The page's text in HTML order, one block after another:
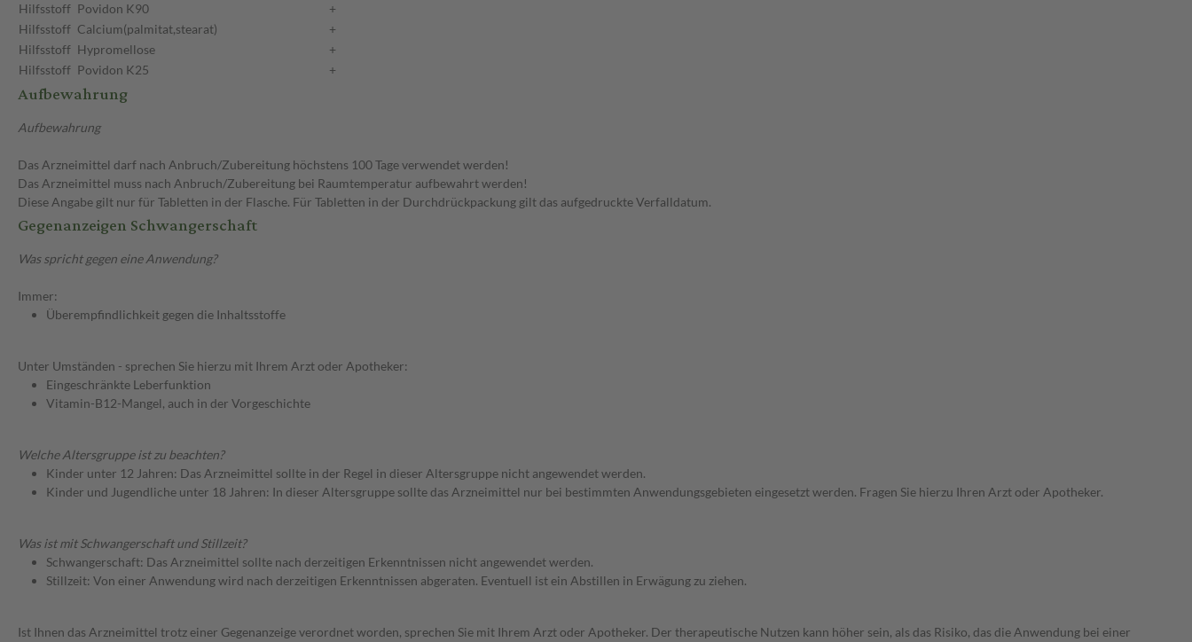
Hilfsstoff Povidon K90
+
Hilfsstoff Calcium(palmitat,stearat)
+
Hilfsstoff Hypromellose
+
Hilfsstoff Povidon K25 +
Aufbewahrung
Aufbewahrung
Das Arzneimittel darf nach Anbruch/Zubereitung höchstens 100 Tage verwendet werden!
Das Arzneimittel muss nach Anbruch/Zubereitung bei Raumtemperatur aufbewahrt werden!
Diese Angabe gilt nur für Tabletten in der Flasche. Für Tabletten in der Durchdrückpackung gilt das aufgedruckte Verfalldatum.
Gegenanzeigen Schwangerschaft
Was spricht gegen eine Anwendung?
Immer:
Überempfindlichkeit gegen die Inhaltsstoffe
Unter Umständen - sprechen Sie hierzu mit Ihrem Arzt oder Apotheker:
Eingeschränkte Leberfunktion
Vitamin-B12-Mangel, auch in der Vorgeschichte
Welche Altersgruppe ist zu beachten?
Kinder unter 12 Jahren: Das Arzneimittel sollte in der Regel in dieser Altersgruppe nicht angewendet werden.
Kinder und Jugendliche unter 18 Jahren: In dieser Altersgruppe sollte das Arzneimittel nur bei bestimmten Anwendungsgebieten eingesetzt werden. Fragen Sie hierzu Ihren Arzt oder Apotheker.
Was ist mit Schwangerschaft und Stillzeit?
Schwangerschaft: Das Arzneimittel sollte nach derzeitigen Erkenntnissen nicht angewendet werden.
Stillzeit: Von einer Anwendung wird nach derzeitigen Erkenntnissen abgeraten. Eventuell ist ein Abstillen in Erwägung zu ziehen.
Ist Ihnen das Arzneimittel trotz einer Gegenanzeige verordnet worden, sprechen Sie mit Ihrem Arzt oder Apotheker. Der therapeutische Nutzen kann höher sein, als das Risiko, das die Anwendung bei einer